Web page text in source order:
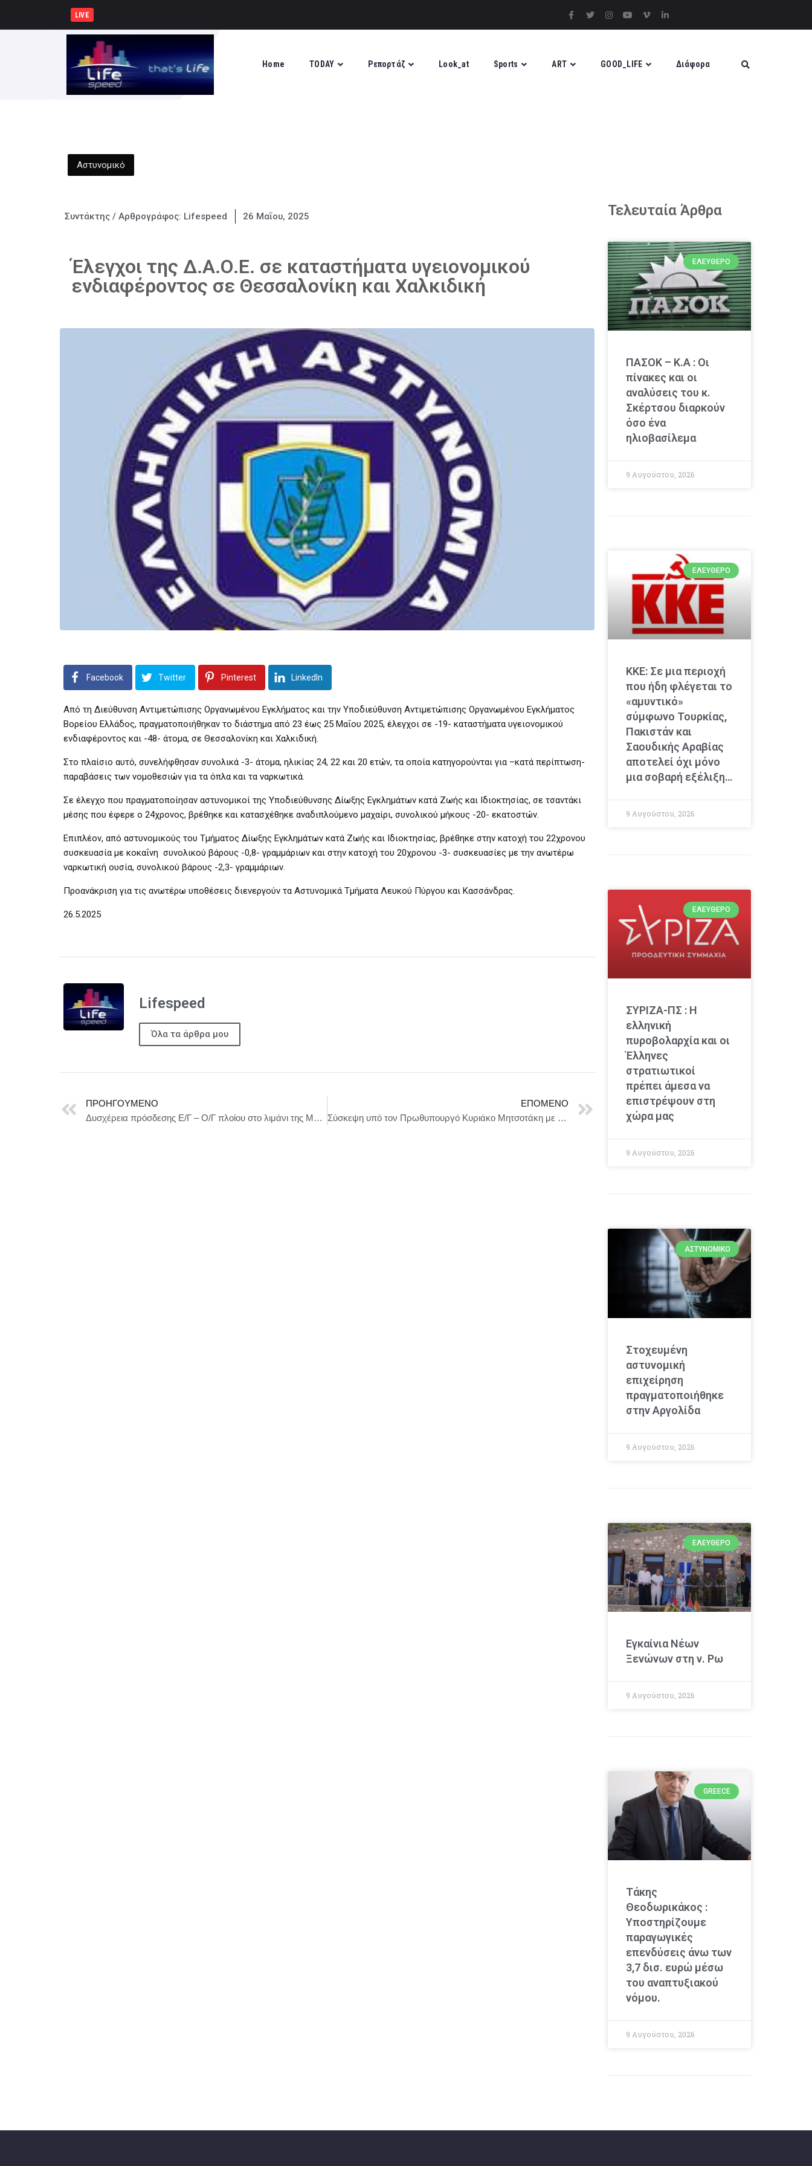
LIVE
Home TODAY Ρεπορτάζ Look_at Sports ART GOOD_LIFE Διάφορα
Αστυνομικό
Συντάκτης / Αρθρογράφος: Lifespeed 26 Μαΐου, 2025
Έλεγχοι της Δ.Α.Ο.Ε. σε καταστήματα υγειονομικού
ενδιαφέροντος σε Θεσσαλονίκη και Χαλκιδική
Facebook Twitter Pinterest LinkedIn
Από τη Διεύθυνση Αντιμετώπισης Οργανωμένου Εγκλήματος και την Υποδιεύθυνση Αντιμετώπισης Οργανωμένου Εγκλήματος
Βορείου Ελλάδος, πραγματοποιήθηκαν το διάστημα από 23 έως 25 Μαΐου 2025, έλεγχοι σε -19- καταστήματα υγειονομικού
ενδιαφέροντος και -48- άτομα, σε Θεσσαλονίκη και Χαλκιδική.
Στο πλαίσιο αυτό, συνελήφθησαν συνολικά -3- άτομα, ηλικίας 24, 22 και 20 ετών, τα οποία κατηγορούνται για –κατά περίπτωση-
παραβάσεις των νομοθεσιών για τα όπλα και τα ναρκωτικά.
Σε έλεγχο που πραγματοποίησαν αστυνομικοί της Υποδιεύθυνσης Δίωξης Εγκλημάτων κατά Ζωής και Ιδιοκτησίας, σε τσαντάκι
μέσης που έφερε ο 24χρονος, βρέθηκε και κατασχέθηκε αναδιπλούμενο μαχαίρι, συνολικού μήκους -20- εκατοστών.
Επιπλέον, από αστυνομικούς του Τμήματος Δίωξης Εγκλημάτων κατά Ζωής και Ιδιοκτησίας, βρέθηκε στην κατοχή του 22χρονου
συσκευασία με κοκαΐνη συνολικού βάρους -0,8- γραμμάριων και στην κατοχή του 20χρονου -3- συσκευασίες με την ανωτέρω
ναρκωτική ουσία, συνολικού βάρους -2,3- γραμμάριων.
Προανάκριση για τις ανωτέρω υποθέσεις διενεργούν τα Αστυνομικά Τμήματα Λευκού Πύργου και Κασσάνδρας.
26.5.2025
Lifespeed
Όλα τα άρθρα μου
ΠΡΟΗΓΟΎΜΕΝΟ
Δυσχέρεια πρόσδεσης Ε/Γ – Ο/Γ πλοίου στο λιμάνι της Μήλου λόγω δυσμενών συνθηκών
ΕΠΌΜΕΝΟ
Σύσκεψη υπό τον Πρωθυπουργό Κυριάκο Μητσοτάκη με θέμα την παρουσίαση του Προσωπικού Αριθμού
Τελευταία Άρθρα
ΕΛΕΎΘΕΡΟ
ΠΑΣΟΚ – Κ.Α : Οι
πίνακες και οι
αναλύσεις του κ.
Σκέρτσου διαρκούν
όσο ένα
ηλιοβασίλεμα
9 Αυγούστου, 2026
ΕΛΕΎΘΕΡΟ
ΚΚΕ: Σε μια περιοχή
που ήδη φλέγεται το
«αμυντικό»
σύμφωνο Τουρκίας,
Πακιστάν και
Σαουδικής Αραβίας
αποτελεί όχι μόνο
μια σοβαρή εξέλιξη…
9 Αυγούστου, 2026
ΕΛΕΎΘΕΡΟ
ΣΥΡΙΖΑ-ΠΣ : Η
ελληνική
πυροβολαρχία και οι
Έλληνες
στρατιωτικοί
πρέπει άμεσα να
επιστρέψουν στη
χώρα μας
9 Αυγούστου, 2026
ΑΣΤΥΝΟΜΙΚΌ
Στοχευμένη
αστυνομική
επιχείρηση
πραγματοποιήθηκε
στην Αργολίδα
9 Αυγούστου, 2026
ΕΛΕΎΘΕΡΟ
Εγκαίνια Νέων
Ξενώνων στη ν. Ρω
9 Αυγούστου, 2026
GREECE
Τάκης
Θεοδωρικάκος :
Υποστηρίζουμε
παραγωγικές
επενδύσεις άνω των
3,7 δισ. ευρώ μέσω
του αναπτυξιακού
νόμου.
9 Αυγούστου, 2026